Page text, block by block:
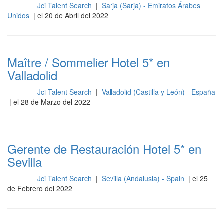
Jci Talent Search | Sarja (Sarja) - Emiratos Árabes
Unidos | el 20 de Abril del 2022
Maître / Sommelier Hotel 5* en
Valladolid
Jci Talent Search | Valladolid (Castilla y León) - España
| el 28 de Marzo del 2022
Gerente de Restauración Hotel 5* en
Sevilla
Jci Talent Search | Sevilla (Andalusia) - Spain | el 25
de Febrero del 2022